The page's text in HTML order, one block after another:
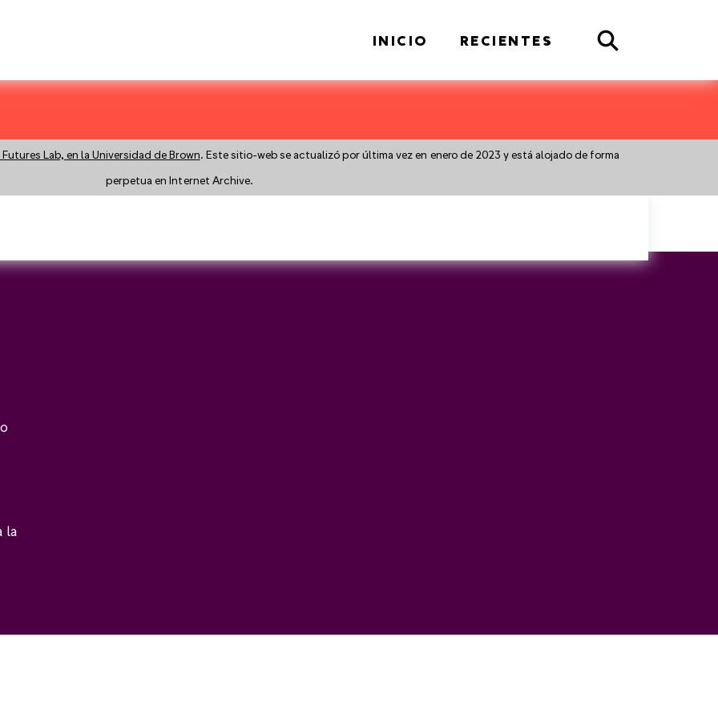
Lab, en la Universidad de Brown. Este sitio-web se actualizó por última vez en enero de 2023 y está alojado de forma
perpetua en Internet Archive.
INICIO RECIENTES Search
la